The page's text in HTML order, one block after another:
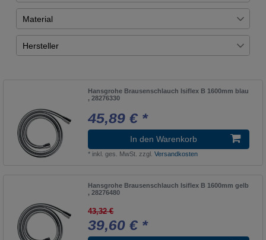
Isiflex B 1
blau
chrom 1
edelmatt
Material
Uni-Test
Uni 6
Hersteller
Hansgrohe Brausenschlauch Isiflex B 1600mm blau
, 28276330
45,89 € *
In den Warenkorb
* inkl. ges. MwSt. zzgl.Versandkosten
Hansgrohe Brausenschlauch Isiflex B 1600mm gelb
, 28276480
43,32 €
39,60 € *